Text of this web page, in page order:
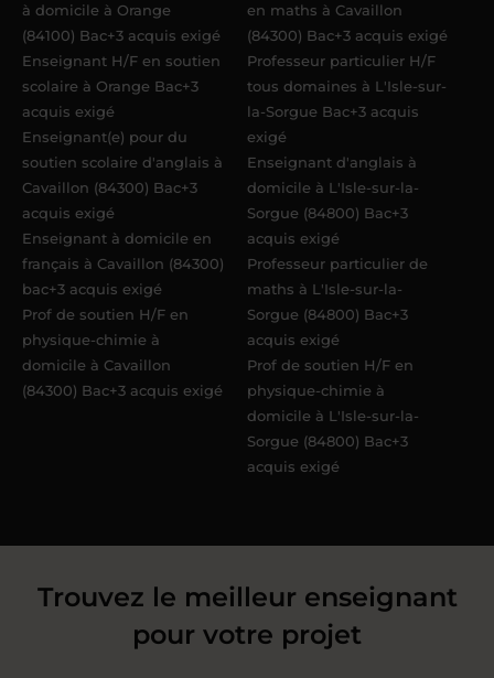
à domicile à Orange
(84100) Bac+3 acquis exigé
Enseignant H/F en soutien
scolaire à Orange Bac+3
acquis exigé
Enseignant(e) pour du
soutien scolaire d'anglais à
Cavaillon (84300) Bac+3
acquis exigé
Enseignant à domicile en
français à Cavaillon (84300)
bac+3 acquis exigé
Prof de soutien H/F en
physique-chimie à
domicile à Cavaillon
(84300) Bac+3 acquis exigé
en maths à Cavaillon
(84300) Bac+3 acquis exigé
Professeur particulier H/F
tous domaines à L'Isle-sur-
la-Sorgue Bac+3 acquis
exigé
Enseignant d'anglais à
domicile à L'Isle-sur-la-
Sorgue (84800) Bac+3
acquis exigé
Professeur particulier de
maths à L'Isle-sur-la-
Sorgue (84800) Bac+3
acquis exigé
Prof de soutien H/F en
physique-chimie à
domicile à L'Isle-sur-la-
Sorgue (84800) Bac+3
acquis exigé
Trouvez le meilleur enseignant
pour votre projet